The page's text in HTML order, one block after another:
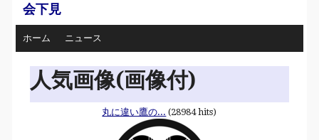
会下見
ホーム ニュース
人気画像(画像付)
丸に違い鷹の... (28984 hits)